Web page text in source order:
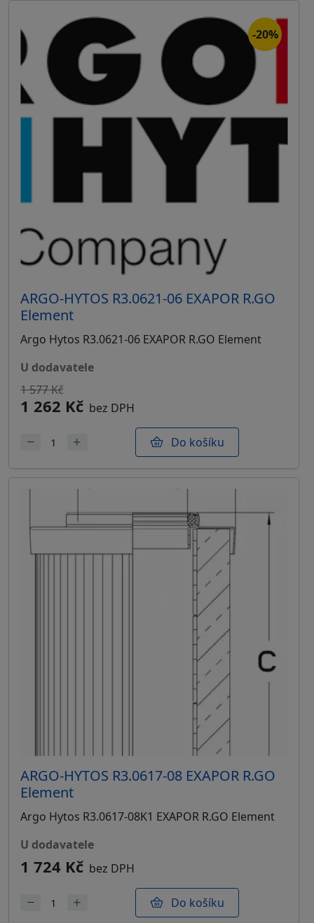
-20%
ARGO-HYTOS R3.0621-06 EXAPOR R.GO
Element
Argo Hytos R3.0621-06 EXAPOR R.GO Element
u dodavatele
1 577 Kč
1 262 Kč bez DPH
Do košíku
ARGO-HYTOS R3.0617-08 EXAPOR R.GO
Element
Argo Hytos R3.0617-08K1 EXAPOR R.GO Element
u dodavatele
1 724 Kč bez DPH
Do košíku